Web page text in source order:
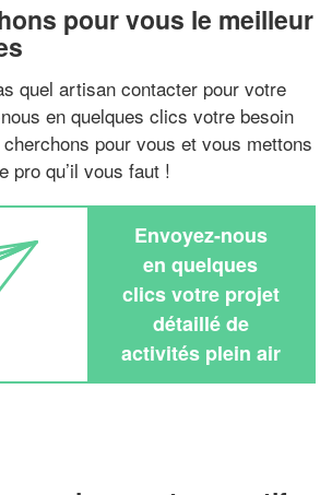
pour vous le meilleur
quel artisan contacter pour votre
en quelques clics votre besoin
pour vous et vous mettons
pro qu’il vous faut !
Envoyez-nous
en quelques
clics votre projet
détaillé de
activités plein air